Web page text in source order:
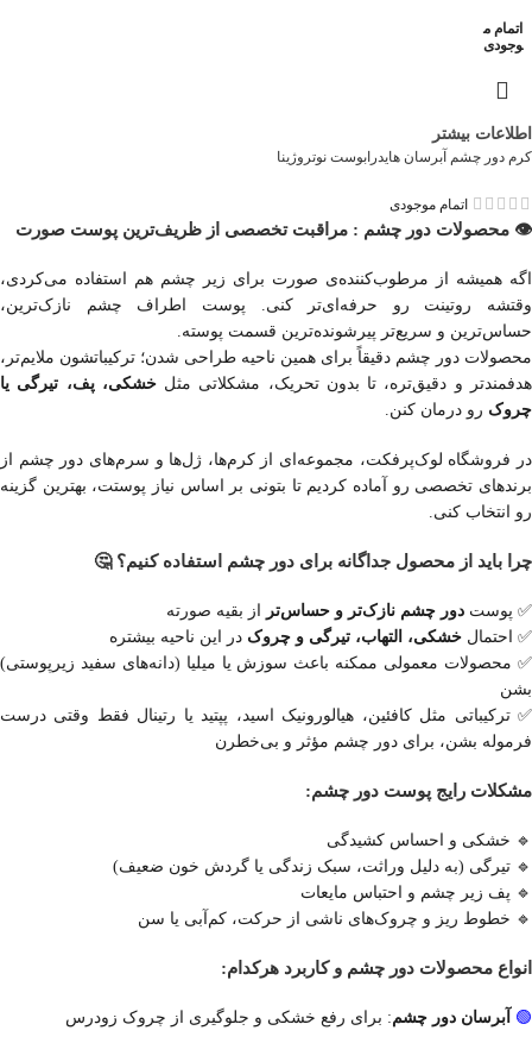
اتمام م
وجودی
اطلاعات بیشتر
کرم دور چشم آبرسان هایدرابوست نوتروژینا
اتمام موجودی
👁️ محصولات دور چشم : مراقبت تخصصی از ظریف‌ترین پوست صورت
اگه همیشه از مرطوب‌کننده‌ی صورت برای زیر چشم هم استفاده می‌کردی،
وقتشه روتینت رو حرفه‌ای‌تر کنی. پوست اطراف چشم نازک‌ترین،
حساس‌ترین و سریع‌تر پیرشونده‌ترین قسمت پوسته.
محصولات دور چشم دقیقاً برای همین ناحیه طراحی شدن؛ ترکیباتشون ملایم‌تر،
هدفمندتر و دقیق‌تره، تا بدون تحریک، مشکلاتی مثل خشکی، پف، تیرگی یا
چروک رو درمان کنن.
در فروشگاه لوک‌پرفکت، مجموعه‌ای از کرم‌ها، ژل‌ها و سرم‌های دور چشم از
برندهای تخصصی رو آماده کردیم تا بتونی بر اساس نیاز پوستت، بهترین گزینه
رو انتخاب کنی.
چرا باید از محصول جداگانه برای دور چشم استفاده کنیم؟ 🤔
✅ پوست دور چشم نازک‌تر و حساس‌تر
از بقیه صورته
✅ احتمال خشکی، التهاب، تیرگی و چروک در این ناحیه بیشتره
✅ محصولات معمولی ممکنه باعث سوزش یا میلیا (دانه‌های سفید زیرپوستی)
بشن
✅ ترکیباتی مثل کافئین، هیالورونیک اسید، پپتید یا رتینال فقط وقتی درست
فرموله بشن، برای دور چشم مؤثر و بی‌خطرن
مشکلات رایج پوست دور چشم:
🔹 خشکی و احساس کشیدگی
🔹 تیرگی (به دلیل وراثت، سبک زندگی یا گردش خون ضعیف)
🔹 پف زیر چشم و احتباس مایعات
🔹 خطوط ریز و چروک‌های ناشی از حرکت، کم‌آبی یا سن
انواع محصولات دور چشم و کاربرد هرکدام:
🟢 آبرسان دور چشم: برای رفع خشکی و جلوگیری از چروک زودرس